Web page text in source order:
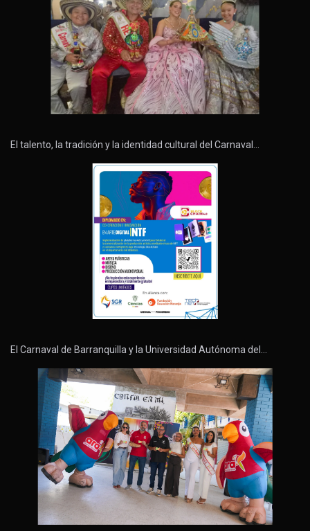
El talento, la tradición y la identidad cultural del Carnaval…
El Carnaval de Barranquilla y la Universidad Autónoma del…